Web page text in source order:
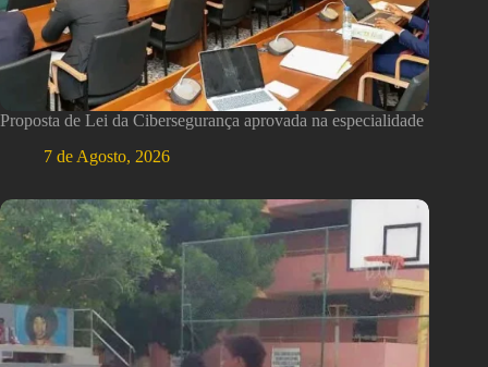
Proposta de Lei da Cibersegurança aprovada na especialidade
7 de Agosto, 2026